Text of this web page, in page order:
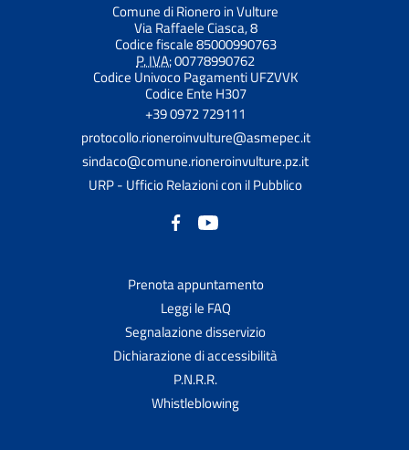
Comune di Rionero in Vulture
Via Raffaele Ciasca, 8
Codice fiscale 85000990763
P. IVA:00778990762
Codice Univoco Pagamenti UFZVVK
Codice Ente H307
+39 0972 729111
protocollo.rioneroinvulture@asmepec.it
sindaco@comune.rioneroinvulture.pz.it
URP - Ufficio Relazioni con il Pubblico
Prenota appuntamento
Leggi le FAQ
Segnalazione disservizio
Dichiarazione di accessibilità
P.N.R.R.
Whistleblowing